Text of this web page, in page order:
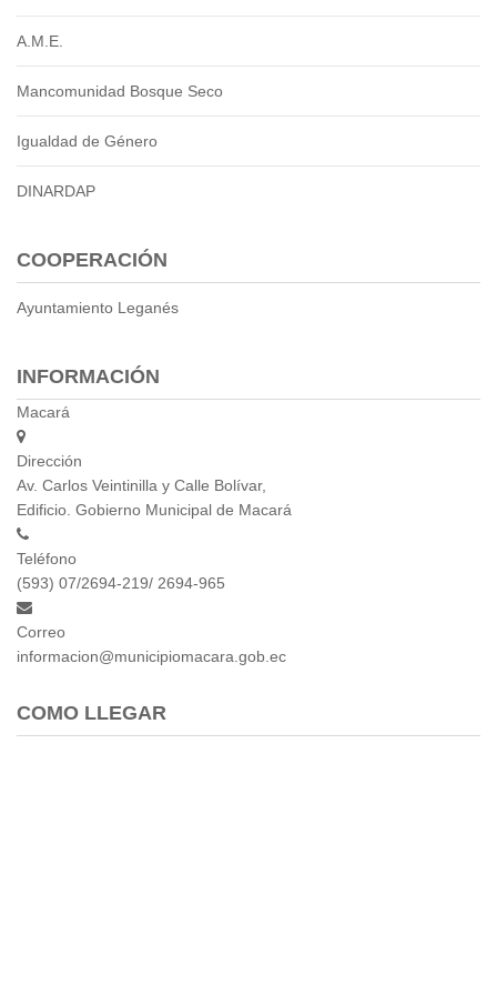
A.M.E.
Mancomunidad Bosque Seco
Igualdad de Género
DINARDAP
COOPERACIÓN
Ayuntamiento Leganés
INFORMACIÓN
Macará
Dirección
Av. Carlos Veintinilla y Calle Bolívar,
Edificio. Gobierno Municipal de Macará
Teléfono
(593) 07/2694-219/ 2694-965
Correo
informacion@municipiomacara.gob.ec
COMO LLEGAR
P.A.C. - P.O.A.
P.D.L - P.D.O.T.
GACETA TRIBUTARIA
Ordenanzas/Resoluciones
Convenios
Concurso de Méritos
Concursos 2016
Consulta Pago de Impuesto
Mail